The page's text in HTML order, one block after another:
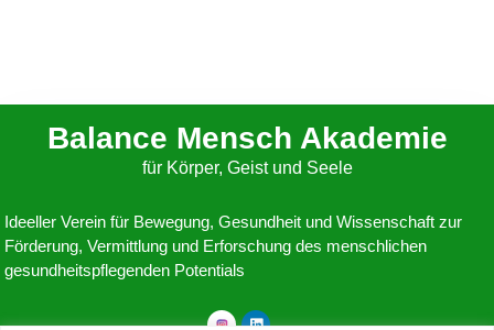
Balance Mensch Akademie
für Körper, Geist und Seele
Ideeller Verein für Bewegung, Gesundheit und Wissenschaft zur
Förderung, Vermittlung und Erforschung des menschlichen
gesundheitspflegenden Potentials